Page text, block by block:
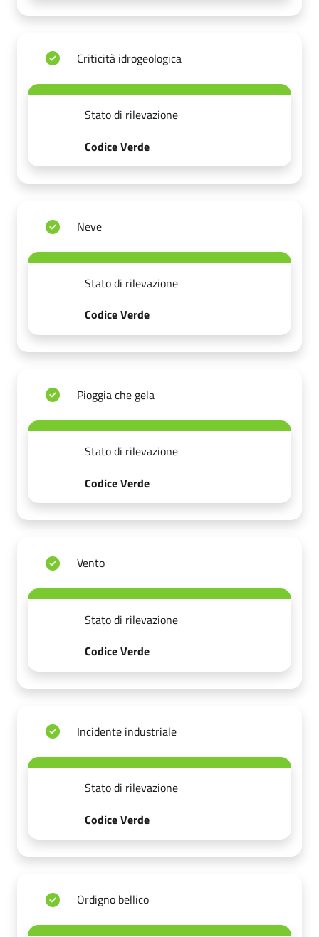
Criticità idrogeologica
Stato di rilevazione
Codice Verde
Neve
Stato di rilevazione
Codice Verde
Pioggia che gela
Stato di rilevazione
Codice Verde
Vento
Stato di rilevazione
Codice Verde
Incidente industriale
Stato di rilevazione
Codice Verde
Ordigno bellico